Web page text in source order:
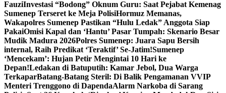
FauziInvestasi “Bodong” Oknum Guru: Saat Pejabat Kemenag
Sumenep Terseret ke Meja PolisiHormuz Memanas,
Wakapolres Sumenep Pastikan “Hulu Ledak” Anggota Siap
PakaiOmisi Kapal dan ‘Hantu’ Pasar Tumpah: Skenario Besar
Mudik Madura 2026Polres Sumenep: Juara Sapu Bersih
internal, Raih Predikat ‘Teraktif’ Se-Jatim!Sumenep
‘Mencekam’: Hujan Petir Mengintai 10 Hari ke
Depan!Ledakan di Batuputih: Kamar Jebol, Dua Warga
TerkaparBatang-Batang Steril: Di Balik Pengamanan VVIP
Menteri Trenggono di DapendaAlarm Narkoba di Sarang